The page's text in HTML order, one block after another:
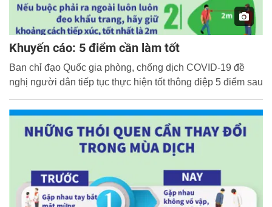
Khuyến cáo: 5 điểm cần làm tốt
Ban chỉ đạo Quốc gia phòng, chống dịch COVID-19 đề
nghị người dân tiếp tục thực hiện tốt thông điệp 5 điểm sau